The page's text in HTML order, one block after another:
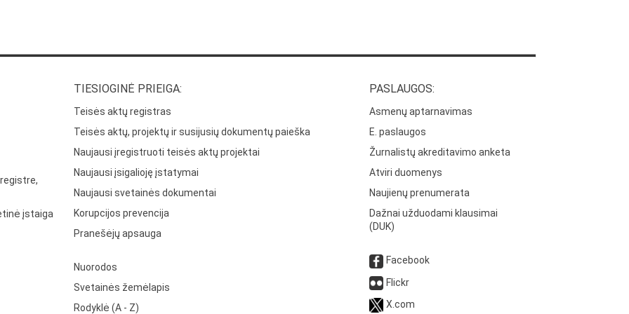
įstaiga
TIESIOGINĖ PRIEIGA:
Teisės aktų registras
Teisės aktų, projektų ir susijusių dokumentų paieška
Naujausi įregistruoti teisės aktų projektai
Naujausi įsigalioję įstatymai
Naujausi svetainės dokumentai
Korupcijos prevencija
Pranešėjų apsauga
Nuorodos
Svetainės žemėlapis
Rodyklė (A - Z)
PASLAUGOS:
Asmenų aptarnavimas
E. paslaugos
Žurnalistų akreditavimo anketa
Atviri duomenys
Naujienų prenumerata
Dažnai užduodami klausimai
(DUK)
Facebook
Flickr
X.com